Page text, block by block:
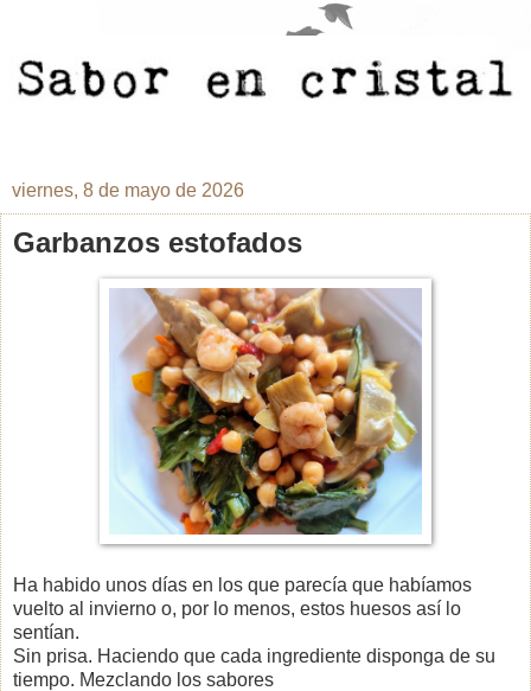
viernes, 8 de mayo de 2026
Garbanzos estofados
Ha habido unos días en los que parecía que habíamos
vuelto al invierno o, por lo menos, estos huesos así lo
sentían.
Sin prisa. Haciendo que cada ingrediente disponga de su
tiempo. Mezclando los sabores